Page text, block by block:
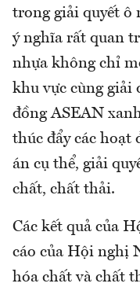
trong giải quyết ô
ý nghĩa rất quan
nhựa không chỉ
khu vực cùng giải
đồng ASEAN
thúc đẩy các hoạt
án cụ thể, giải
chất, chất thải.
Các kết quả của
cáo của Hội nghị
hóa chất và chất